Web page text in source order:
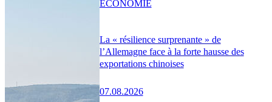
La « résilience surprenante » de
l’Allemagne face à la forte hausse des
exportations chinoises
07.08.2026
ÉCONOMIE